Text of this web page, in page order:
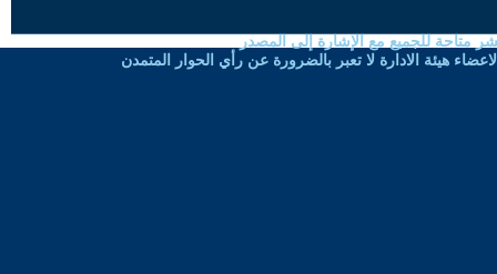
متاحة للجميع مع الإشارة إلى المصدر
هيئة الادارة لا تعبر بالضرورة عن رأي الحوار المتمدن